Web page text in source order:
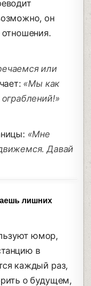
он
отношения.
или
«Мы как
«Мне
Давай
лишних
юмор,
в
каждый раз,
о будущем,